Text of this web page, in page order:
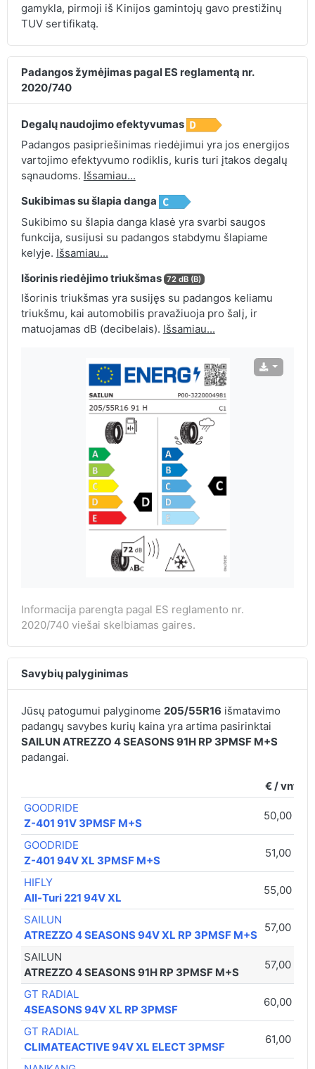
gamykla, pirmoji iš Kinijos gamintojų gavo prestižinų
TUV sertifikatą.
Padangos žymėjimas pagal ES reglamentą nr.
2020/740
Degalų naudojimo efektyvumas
Padangos pasipriešinimas riedėjimui yra jos energijos
vartojimo efektyvumo rodiklis, kuris turi įtakos degalų
sąnaudoms. Išsamiau...
Sukibimas su šlapia danga
Sukibimo su šlapia danga klasė yra svarbi saugos
funkcija, susijusi su padangos stabdymu šlapiame
kelyje. Išsamiau...
Išorinis riedėjimo triukšmas 72 dB (B)
Išorinis triukšmas yra susijęs su padangos keliamu
triukšmu, kai automobilis pravažiuoja pro šalį, ir
matuojamas dB (decibelais). Išsamiau...
Informacija parengta pagal ES reglamento nr.
2020/740 viešai skelbiamas gaires.
Savybių palyginimas
Jūsų patogumui palyginome 205/55R16 išmatavimo
padangų savybes kurių kaina yra artima pasirinktai
SAILUN ATREZZO 4 SEASONS 91H RP 3PMSF M+S
padangai.
€ / vnt.
GOODRIDE
Z-401 91V 3PMSF M+S
50,00 €
GOODRIDE
Z-401 94V XL 3PMSF M+S
51,00 €
HIFLY
All-Turi 221 94V XL
55,00 €
SAILUN
ATREZZO 4 SEASONS 94V XL RP 3PMSF M+S
57,00 €
SAILUN
ATREZZO 4 SEASONS 91H RP 3PMSF M+S
57,00 €
GT RADIAL
4SEASONS 94V XL RP 3PMSF
60,00 €
GT RADIAL
CLIMATEACTIVE 94V XL ELECT 3PMSF
61,00 €